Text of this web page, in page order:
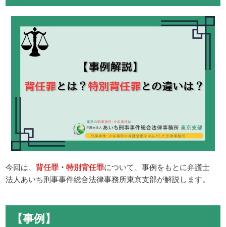
今回は、背任罪 ・特別背任罪について、事例をもとに弁護士
法人あいち刑事事件総合法律事務所東京支部が解説します。
【事例】